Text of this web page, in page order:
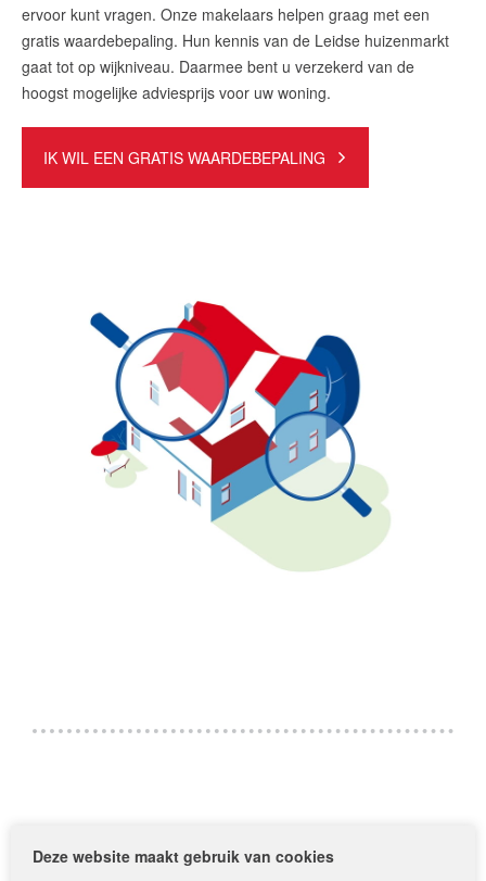
ervoor kunt vragen. Onze makelaars helpen graag met een
gratis waardebepaling. Hun kennis van de Leidse huizenmarkt
gaat tot op wijkniveau. Daarmee bent u verzekerd van de
hoogst mogelijke adviesprijs voor uw woning.
IK WIL EEN GRATIS WAARDEBEPALING
Deze website maakt gebruik van cookies